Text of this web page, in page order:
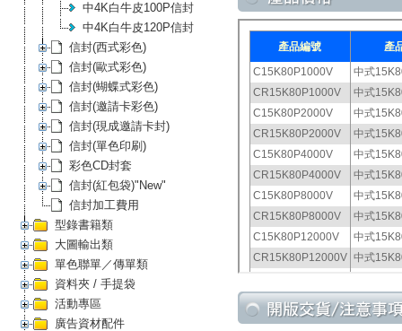
中4K白牛皮100P信封
中4K白牛皮120P信封
信封(西式彩色)
信封(歐式彩色)
信封(蝴蝶式彩色)
信封(邀請卡彩色)
信封(現成邀請卡封)
信封(單色印刷)
彩色CD封套
信封(紅包袋)"New"
信封加工費用
型錄書籍類
大圖輸出類
單色聯單／傳單類
資料夾 / 手提袋
活動專區
廣告資材配件